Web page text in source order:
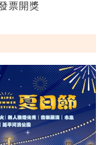
票開獎